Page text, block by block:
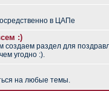
в ЦАПе
:)
создаем раздел для
угодно :).
на любые темы.